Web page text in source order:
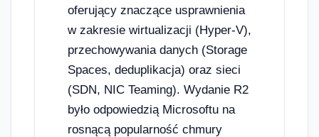
oferujący znaczące usprawnienia
w zakresie wirtualizacji (Hyper-V),
przechowywania danych (Storage
Spaces, deduplikacja) oraz sieci
(SDN, NIC Teaming). Wydanie R2
było odpowiedzią Microsoftu na
rosnącą popularność chmury